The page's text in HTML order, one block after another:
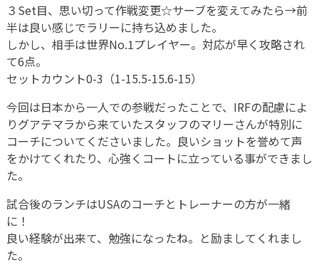
３Set目、思い切って作戦変更☆サーブを変えてみたら→前
半は良い感じでラリーに持ち込めました。
しかし、相手は世界No.1プレイヤー。対応が早く攻略され
て6点。
セットカウント0-3（1-15.5-15.6-15）
今回は日本から一人での参戦だったことで、IRFの配慮によ
りグアテマラから来ていたスタッフのマリーさんが特別に
コーチについてくださいました。良いショットを誉めて声
をかけてくれたり、心強くコートに立っている事ができまし
た。
試合後のランチはUSAのコーチとトレーナーの方が一緒
に！
良い経験が出来て、勉強になったね。と励ましてくれまし
た。